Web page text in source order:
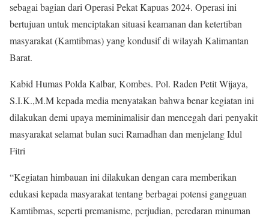
sebagai bagian dari Operasi Pekat Kapuas 2024. Operasi ini
bertujuan untuk menciptakan situasi keamanan dan ketertiban
masyarakat (Kamtibmas) yang kondusif di wilayah Kalimantan
Barat.
Kabid Humas Polda Kalbar, Kombes. Pol. Raden Petit Wijaya,
S.I.K.,M.M kepada media menyatakan bahwa benar kegiatan ini
dilakukan demi upaya meminimalisir dan mencegah dari penyakit
masyarakat selamat bulan suci Ramadhan dan menjelang Idul
Fitri
“Kegiatan himbauan ini dilakukan dengan cara memberikan
edukasi kepada masyarakat tentang berbagai potensi gangguan
Kamtibmas, seperti premanisme, perjudian, peredaran minuman